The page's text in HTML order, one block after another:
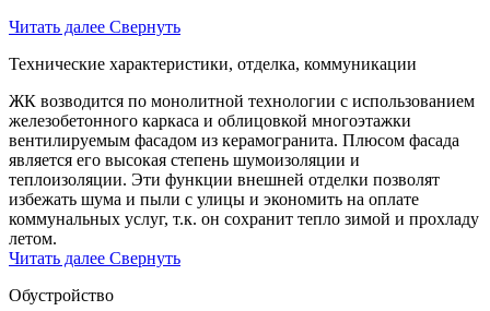
Читать далее Свернуть
Технические характеристики, отделка, коммуникации
ЖК возводится по монолитной технологии с использованием
железобетонного каркаса и облицовкой многоэтажки
вентилируемым фасадом из керамогранита. Плюсом фасада
является его высокая степень шумоизоляции и
теплоизоляции. Эти функции внешней отделки позволят
избежать шума и пыли с улицы и экономить на оплате
коммунальных услуг, т.к. он сохранит тепло зимой и прохладу
летом.
Читать далее Свернуть
Обустройство